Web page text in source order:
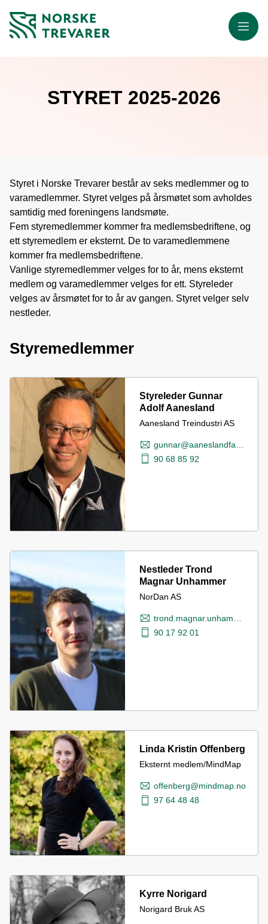
Meny
STYRET 2025-2026
Styret i Norske Trevarer består av seks medlemmer og to
varamedlemmer. Styret velges på årsmøtet som avholdes
samtidig med foreningens landsmøte.
Fem styremedlemmer kommer fra medlemsbedriftene, og
ett styremedlem er eksternt. De to varamedlemmene
kommer fra medlemsbedriftene.
Vanlige styremedlemmer velges for to år, mens eksternt
medlem og varamedlemmer velges for ett. Styreleder
velges av årsmøtet for to år av gangen. Styret velger selv
nestleder.
Styremedlemmer
Styreleder Gunnar
Adolf Aanesland
Aanesland Treindustri AS
90 68 85 92
Nestleder Trond
Magnar Unhammer
NorDan AS
90 17 92 01
Linda Kristin Offenberg
Eksternt medlem/MindMap
offenberg@mindmap.no
97 64 48 48
Kyrre Norigard
Norigard Bruk AS